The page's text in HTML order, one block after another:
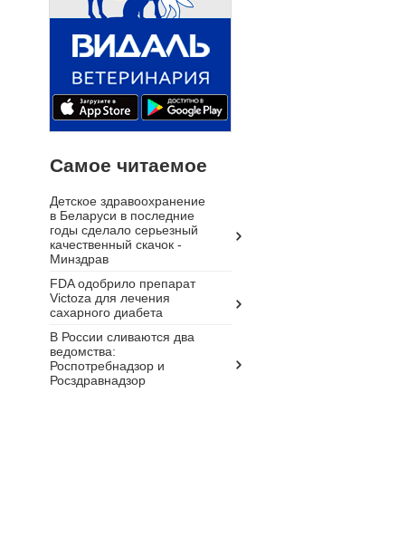
Самое читаемое
Детское здравоохранение
в Беларуси в последние
годы сделало серьезный
качественный скачок -
Минздрав
FDA одобрило препарат
Victoza для лечения
сахарного диабета
В России сливаются два
ведомства:
Роспотребнадзор и
Росздравнадзор